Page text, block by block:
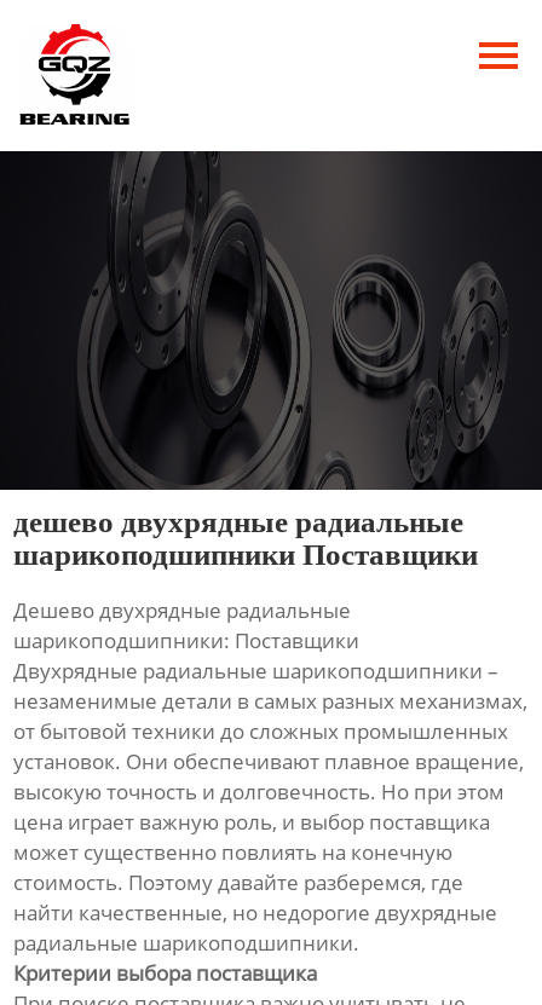
Главная
Продукция
Новости
Контакты
дешево двухрядные радиальные
шарикоподшипники Поставщики
Дешево двухрядные радиальные
шарикоподшипники: Поставщики
Двухрядные радиальные шарикоподшипники –
незаменимые детали в самых разных механизмах,
от бытовой техники до сложных промышленных
установок. Они обеспечивают плавное вращение,
высокую точность и долговечность. Но при этом
цена играет важную роль, и выбор поставщика
может существенно повлиять на конечную
стоимость. Поэтому давайте разберемся, где
найти качественные, но недорогие двухрядные
радиальные шарикоподшипники.
Критерии выбора поставщика